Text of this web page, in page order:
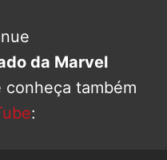
da Marvel
conheça também
: